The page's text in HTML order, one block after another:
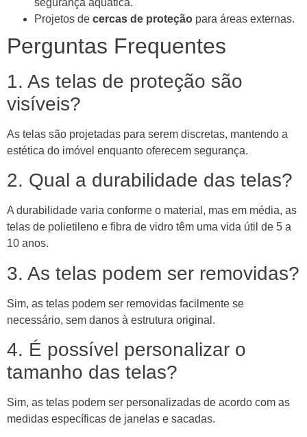
Projetos de cercas de proteção para áreas externas.
Perguntas Frequentes
1. As telas de proteção são
visíveis?
As telas são projetadas para serem discretas, mantendo a
estética do imóvel enquanto oferecem segurança.
2. Qual a durabilidade das telas?
A durabilidade varia conforme o material, mas em média, as
telas de polietileno e fibra de vidro têm uma vida útil de 5 a
10 anos.
3. As telas podem ser removidas?
Sim, as telas podem ser removidas facilmente se
necessário, sem danos à estrutura original.
4. É possível personalizar o
tamanho das telas?
Sim, as telas podem ser personalizadas de acordo com as
medidas específicas de janelas e sacadas.